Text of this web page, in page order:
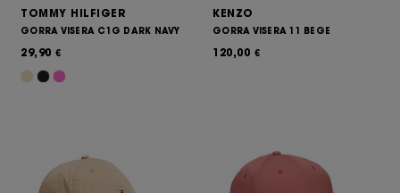
TOMMY HILFIGER
GORRA VISERA C1G DARK NAVY
29,90 €
KENZO
GORRA VISERA 11 BEGE
120,00 €